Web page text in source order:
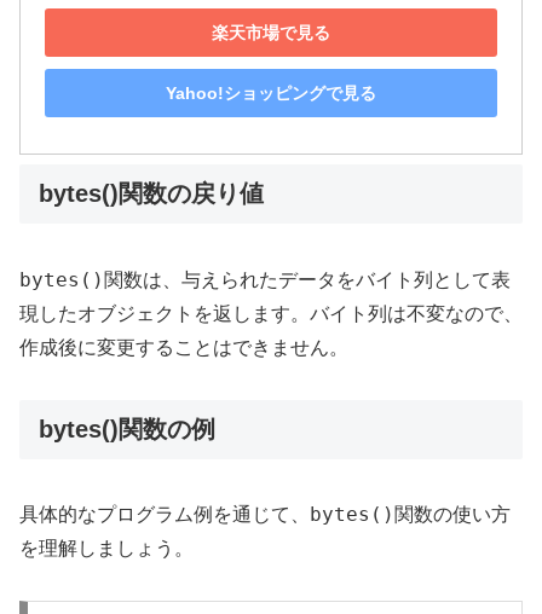
楽天市場で見る
Yahoo!ショッピングで見る
bytes()関数の戻り値
bytes() 関数は、与えられたデータをバイト列として表
現したオブジェクトを返します。バイト列は不変なので、
作成後に変更することはできません。
bytes()関数の例
具体的なプログラム例を通じて、 bytes() 関数の使い方
を理解しましょう。